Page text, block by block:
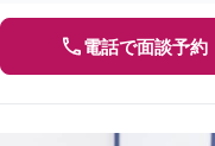
電話で面談予約